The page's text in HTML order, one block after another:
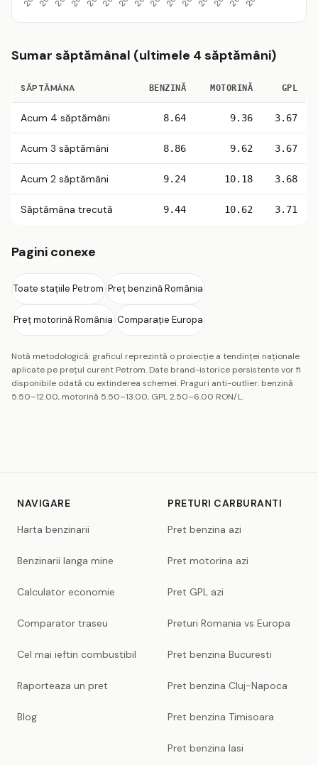
Sumar săptămânal (ultimele 4 săptămâni)
SĂPTĂMÂNA BENZINĂ MOTORINĂ GPL
Acum 4 săptămâni 8.64 9.36 3.67
Acum 3 săptămâni 8.86 9.62 3.67
Acum 2 săptămâni 9.24 10.18 3.68
Săptămâna trecută 9.44 10.62 3.71
Pagini conexe
Toate stațiile Petrom Preț benzină România
Preț motorină România Comparație Europa
Notă metodologică: graficul reprezintă o proiecție a tendinței naționale
aplicate pe prețul curent Petrom. Date brand-istorice persistente vor fi
disponibile odată cu extinderea schemei. Praguri anti-outlier: benzină
5.50–12.00, motorină 5.50–13.00, GPL 2.50–6.00 RON/L.
NAVIGARE
Harta benzinarii
Benzinarii langa mine
Calculator economie
Comparator traseu
Cel mai ieftin combustibil
Raporteaza un pret
Blog
PRETURI CARBURANTI
Pret benzina azi
Pret motorina azi
Pret GPL azi
Preturi Romania vs Europa
Pret benzina Bucuresti
Pret benzina Cluj-Napoca
Pret benzina Timisoara
Pret benzina Iasi